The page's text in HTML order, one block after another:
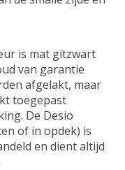
is mat gitzwart
van garantie
afgelakt, maar
toegepast
De Desio
of in opdek) is
en dient altijd